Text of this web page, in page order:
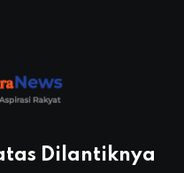
Dilantiknya